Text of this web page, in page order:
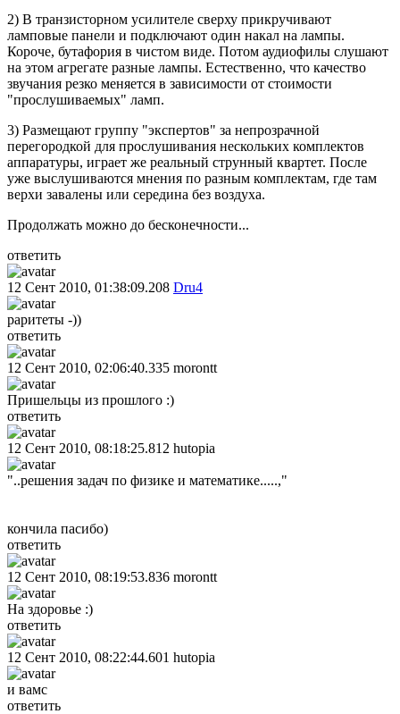
2) В транзисторном усилителе сверху прикручивают
ламповые панели и подключают один накал на лампы.
Короче, бутафория в чистом виде. Потом аудиофилы слушают
на этом агрегате разные лампы. Естественно, что качество
звучания резко меняется в зависимости от стоимости
"прослушиваемых" ламп.
3) Размещают группу "экспертов" за непрозрачной
перегородкой для прослушивания нескольких комплектов
аппаратуры, играет же реальный струнный квартет. После
уже выслушиваются мнения по разным комплектам, где там
верхи завалены или середина без воздуха.
Продолжать можно до бесконечности...
ответить
12 Сент 2010, 01:38:09.208 Dru4
раритеты -))
ответить
12 Сент 2010, 02:06:40.335 morontt
Пришельцы из прошлого :)
ответить
12 Сент 2010, 08:18:25.812 hutopia
"..решения задач по физике и математике.....,"
кончила пасибо)
ответить
12 Сент 2010, 08:19:53.836 morontt
На здоровье :)
ответить
12 Сент 2010, 08:22:44.601 hutopia
и вамс
ответить